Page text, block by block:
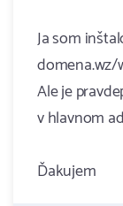
Ja som
domena.wz/
Ale je
v hlavnom
Ďakujem